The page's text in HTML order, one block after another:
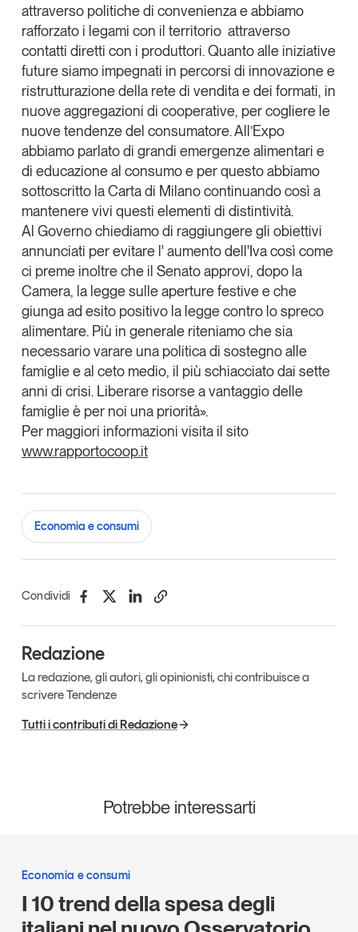
attraverso politiche di convenienza e abbiamo
rafforzato i legami con il territorio attraverso
contatti diretti con i produttori. Quanto alle iniziative
future siamo impegnati in percorsi di innovazione e
ristrutturazione della rete di vendita e dei formati, in
nuove aggregazioni di cooperative, per cogliere le
nuove tendenze del consumatore. All’Expo
abbiamo parlato di grandi emergenze alimentari e
di educazione al consumo e per questo abbiamo
sottoscritto laCarta di Milanocontinuando così a
mantenere vivi questi elementi di distintività.
Al Governo chiediamo di raggiungere gli obiettivi
annunciati per evitare l' aumento dell'Iva così come
ci preme inoltre che il Senato approvi, dopo la
Camera, la legge sulle aperture festive e che
giunga ad esito positivo la legge contro lo spreco
alimentare. Più in generale riteniamo che sia
necessario varare una politica di sostegno alle
famiglie e al ceto medio, il più schiacciato dai sette
anni di crisi. Liberare risorse a vantaggio delle
famiglie è per noi una priorità».
Per maggiori informazioni visita il sito
www.rapportocoop.it
Economia e consumi
Condividi
Redazione
La redazione, gli autori, gli opinionisti, chi contribuisce a
scrivere Tendenze
Tutti i contributi di Redazione
Potrebbe interessarti
Economia e consumi
I 10 trend della spesa degli